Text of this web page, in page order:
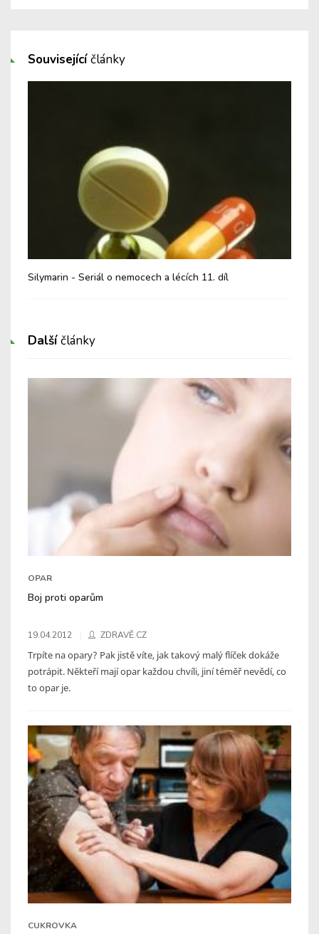
Souvisejícíčlánky
Silymarin - Seriál o nemocech a lécích 11. díl
Dalšíčlánky
OPAR
Boj proti oparům
19.04.2012 ZDRAVĚ.CZ
Trpíte na opary? Pak jistě víte, jak takový malý flíček dokáže
potrápit. Někteří mají opar každou chvíli, jiní téměř nevědí, co
to opar je.
CUKROVKA